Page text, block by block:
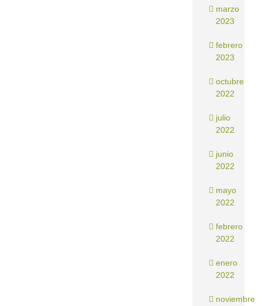
marzo
2023
febrero
2023
octubre
2022
julio
2022
junio
2022
mayo
2022
febrero
2022
enero
2022
noviembre